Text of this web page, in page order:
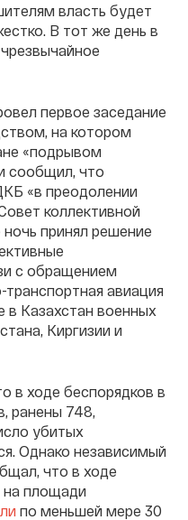
власть будет
В тот же день в
первое заседание
на котором
«подрывом
сообщил, что
«в преодолении
коллективной
принял решение
с обращением
авиация
в Казахстан военных
Киргизии и
в ходе беспорядков в
ранены 748,
убитых
Однако независимый
что в ходе
на площади
по меньшей мере 30